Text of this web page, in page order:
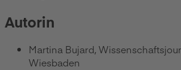
Autorin
Martina Bujard,
Wiesbaden